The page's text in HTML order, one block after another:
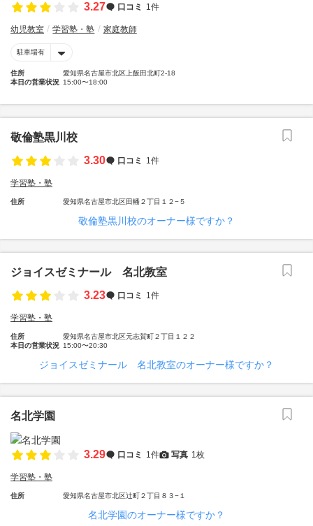
3.27
口コミ 1件
幼児教室 学習塾・塾 家庭教師
駐車場有
住所
愛知県名古屋市北区上飯田北町2-18
本日の営業状況 15:00〜18:00
敬倫塾黒川校
3.30
口コミ 1件
学習塾・塾
住所 愛知県名古屋市北区田幡２丁目１２−５
敬倫塾黒川校のオーナー様ですか？
ジョイスゼミナール 名北教室
3.23
口コミ 1件
学習塾・塾
住所
愛知県名古屋市北区元志賀町２丁目１２２
本日の営業状況 15:00〜20:30
ジョイスゼミナール 名北教室のオーナー様ですか？
名北学園
3.29 口コミ 1件 写真 1枚
学習塾・塾
住所 愛知県名古屋市北区辻町２丁目８３−１
名北学園のオーナー様ですか？